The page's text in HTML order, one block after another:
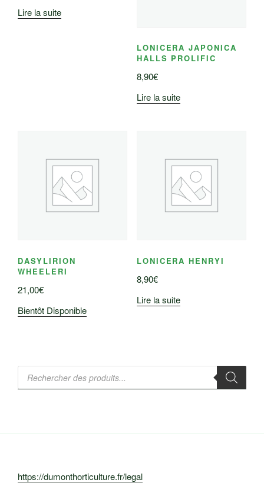
Lire la suite
LONICERA JAPONICA
HALLS PROLIFIC
8,90€
Lire la suite
DASYLIRION
WHEELERI
21,00€
Bientôt Disponible
LONICERA HENRYI
8,90€
Lire la suite
Recherche
produits
https://dumonthorticulture.fr/legal